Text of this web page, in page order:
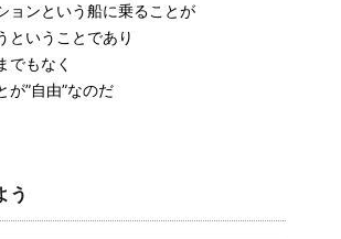
ョンという船に乗ることが
ということであり
でもなく
が”自由”なのだ
う